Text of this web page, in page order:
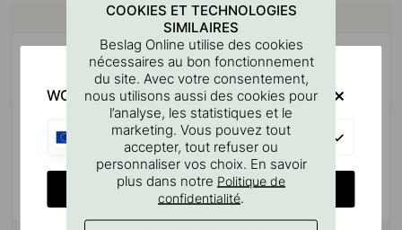
Achetez avec
COOKIES ET TECHNOLOGIES
SIMILAIRES
Beslag Online utilise des cookies
nécessaires au bon fonctionnement
du site. Avec votre consentement,
nous utilisons aussi des cookies pour
l’analyse, les statistiques et le
marketing. Vous pouvez tout
accepter, tout refuser ou
personnaliser vos choix. En savoir
plus dans notre Politique de
confidentialité.
WOULD YOU RATHER VISIT?
CHANGE COUNTRY